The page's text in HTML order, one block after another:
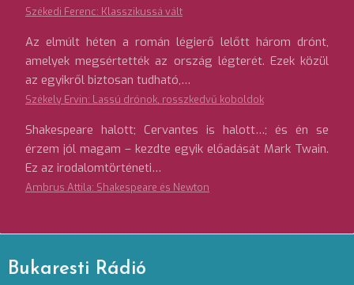
Székedi Ferenc: Klasszikussá vált
Az elmúlt héten a román légierő lelőtt három drónt,
amelyek megsértették az ország légterét. Ezek közül
az egyikről biztosan tudható,…
Székely Ervin: Lassú drónok, rosszkedvű koboldok
Shakespeare halott; Cervantes is halott…; és én se
érzem jól magam – kezdte egyik előadását Mark Twain.
Ez az irodalomtörténeti…
Ambrus Attila: Shakespeare és Newton
Bukaresti Rádió